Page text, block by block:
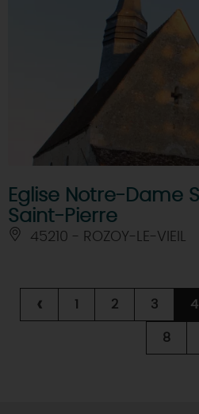
Eglise Notre-Dame
Saint-Pierre
45210 - ROZOY-LE-VIEIL
‹ 1 2 3 4
8